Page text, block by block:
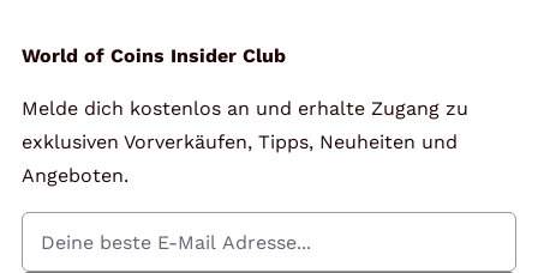
Kontakt
Mein Konto
World of Coins Insider Club
Melde dich kostenlos an und erhalte Zugang zu
exklusiven Vorverkäufen, Tipps, Neuheiten und
Angeboten.